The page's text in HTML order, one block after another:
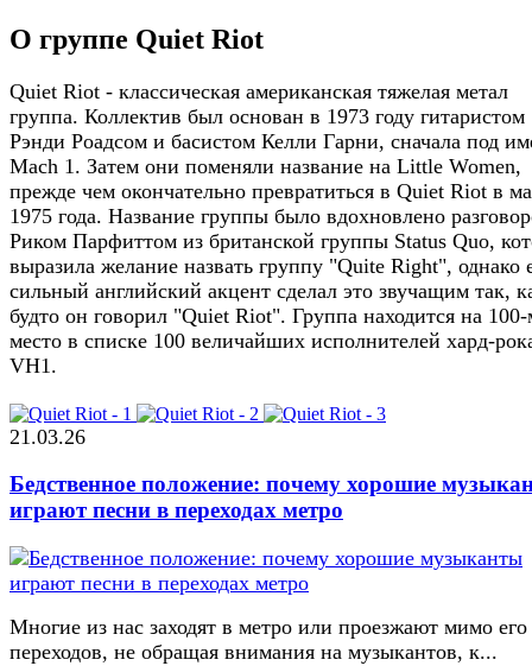
О группе Quiet Riot
Quiet Riot - классическая американская тяжелая метал
группа. Коллектив был основан в 1973 году гитаристом
Рэнди Роадсом и басистом Келли Гарни, сначала под
Mach 1. Затем они поменяли название на Little Women,
прежде чем окончательно превратиться в Quiet Riot в
1975 года. Название группы было вдохновлено
Риком Парфиттом из британской группы Status Quo,
выразила желание назвать группу "Quite Right", однако
сильный английский акцент сделал это звучащим так,
будто он говорил "Quiet Riot". Группа находится на
место в списке 100 величайших исполнителей хард-
VH1.
21.03.26
Бедственное положение: почему хорошие
играют песни в переходах метро
Многие из нас заходят в метро или проезжают мимо его
переходов, не обращая внимания на музыкантов, к...